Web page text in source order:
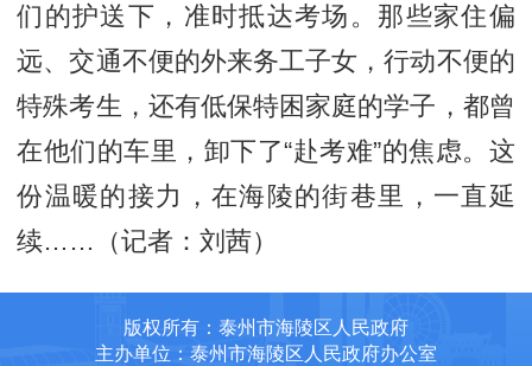
们的护送下，准时抵达考场。那些家住偏
远、交通不便的外来务工子女，行动不便的
特殊考生，还有低保特困家庭的学子，都曾
在他们的车里，卸下了“赴考难”的焦虑。这
份温暖的接力，在海陵的街巷里，一直延
续……（记者：刘茜）
版权所有：泰州市海陵区人民政府
主办单位：泰州市海陵区人民政府办公室